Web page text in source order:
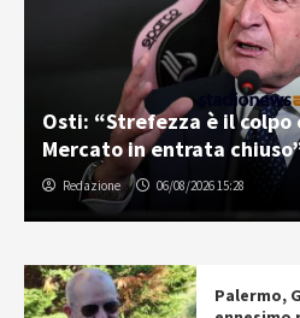
Osti: “Strefezza è il colpo
Mercato in entrata
Redazione 06/08/2026 15:28
Palermo,